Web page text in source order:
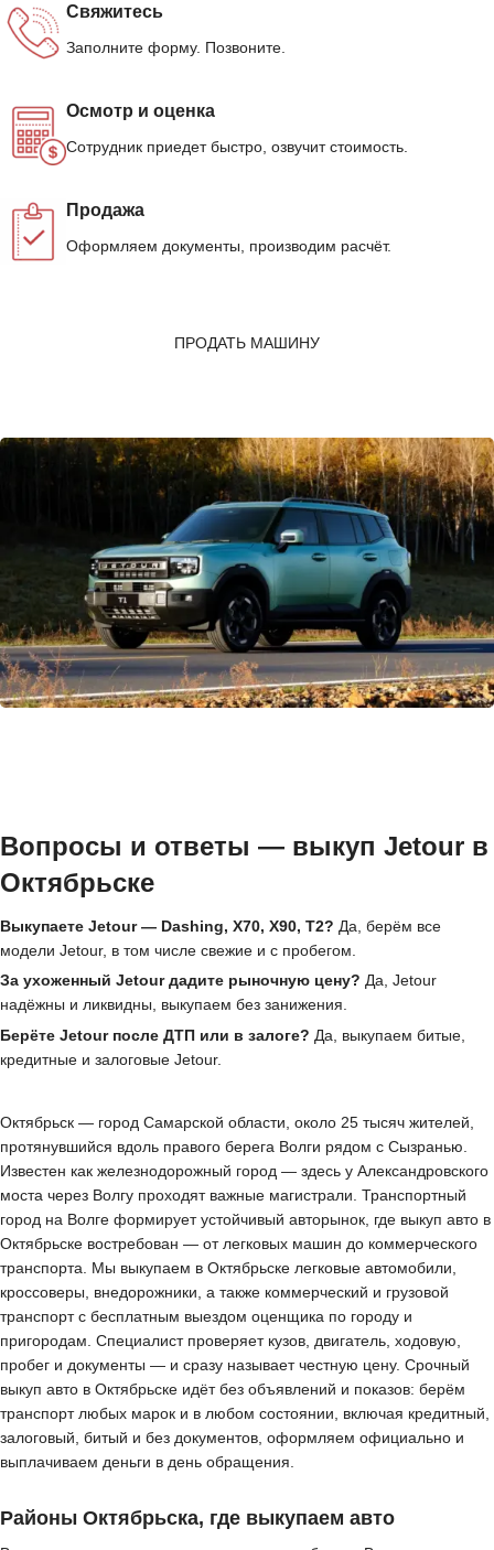
Свяжитесь
Заполните форму. Позвоните.
Осмотр и оценка
Сотрудник приедет быстро, озвучит стоимость.
Продажа
Оформляем документы, производим расчёт.
ПРОДАТЬ МАШИНУ
Вопросы и ответы — выкуп Jetour в
Октябрьске
Выкупаете Jetour — Dashing, X70, X90, T2? Да, берём все
модели Jetour, в том числе свежие и с пробегом.
За ухоженный Jetour дадите рыночную цену? Да, Jetour
надёжны и ликвидны, выкупаем без занижения.
Берёте Jetour после ДТП или в залоге? Да, выкупаем битые,
кредитные и залоговые Jetour.
Октябрьск — город Самарской области, около 25 тысяч жителей,
протянувшийся вдоль правого берега Волги рядом с Сызранью.
Известен как железнодорожный город — здесь у Александровского
моста через Волгу проходят важные магистрали. Транспортный
город на Волге формирует устойчивый авторынок, где выкуп авто в
Октябрьске востребован — от легковых машин до коммерческого
транспорта. Мы выкупаем в Октябрьске легковые автомобили,
кроссоверы, внедорожники, а также коммерческий и грузовой
транспорт с бесплатным выездом оценщика по городу и
пригородам. Специалист проверяет кузов, двигатель, ходовую,
пробег и документы — и сразу называет честную цену. Срочный
выкуп авто в Октябрьске идёт без объявлений и показов: берём
транспорт любых марок и в любом состоянии, включая кредитный,
залоговый, битый и без документов, оформляем официально и
выплачиваем деньги в день обращения.
Районы Октябрьска, где выкупаем авто